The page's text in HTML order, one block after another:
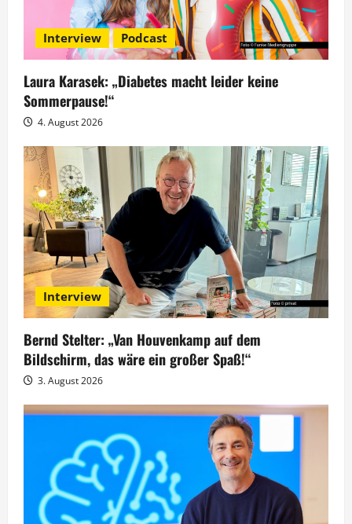
i
g
a
t
o
n
Interview Podcast
Laura Karasek: „Diabetes macht leider keine
Sommerpause!“
4. August 2026
Interview
Bernd Stelter: „Van Houvenkamp auf dem
Bildschirm, das wäre ein großer Spaß!“
3. August 2026